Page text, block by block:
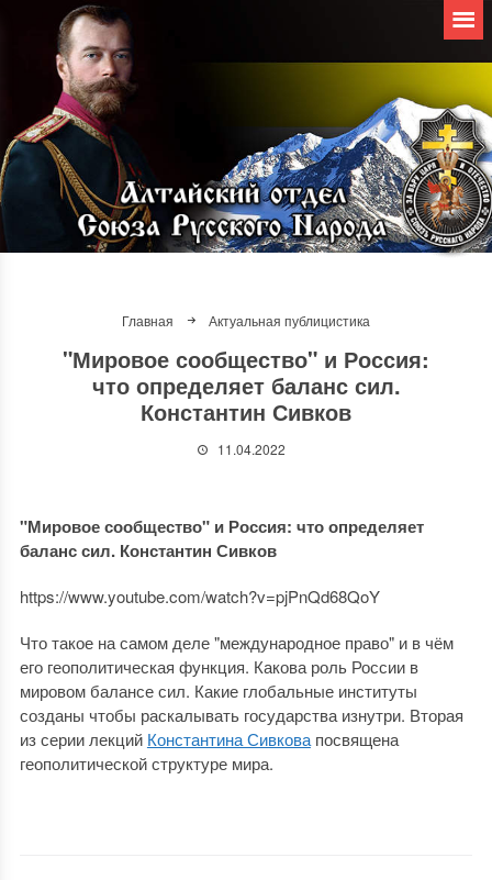
Главная Актуальная публицистика
"Мировое сообщество" и Россия:
что определяет баланс сил.
Константин Сивков
11.04.2022
"Мировое сообщество" и Россия: что определяет
баланс сил. Константин Сивков
https://www.youtube.com/watch?v=pjPnQd68QoY
Что такое на самом деле "международное право" и в чём
его геополитическая функция. Какова роль России в
мировом балансе сил. Какие глобальные институты
созданы чтобы раскалывать государства изнутри. Вторая
из серии лекций Константина Сивковапосвящена
геополитической структуре мира.